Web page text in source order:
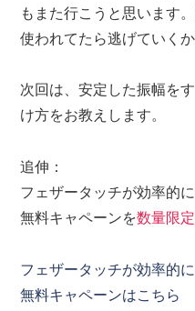
もまた行こうと思います
使われてたら逃げていく
次回は、安定した振幅を
け方をお教えします。
追伸：
フェザータッチが効率的
無料キャペーンを数量限
フェザータッチが効率的
無料キャペーンはこちら